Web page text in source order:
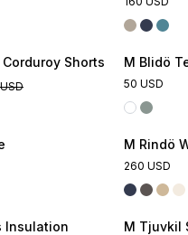
Shorts
Online
M Blidö
50 USD
M Rindö
260 USD
Insulation
M Tjuvkil